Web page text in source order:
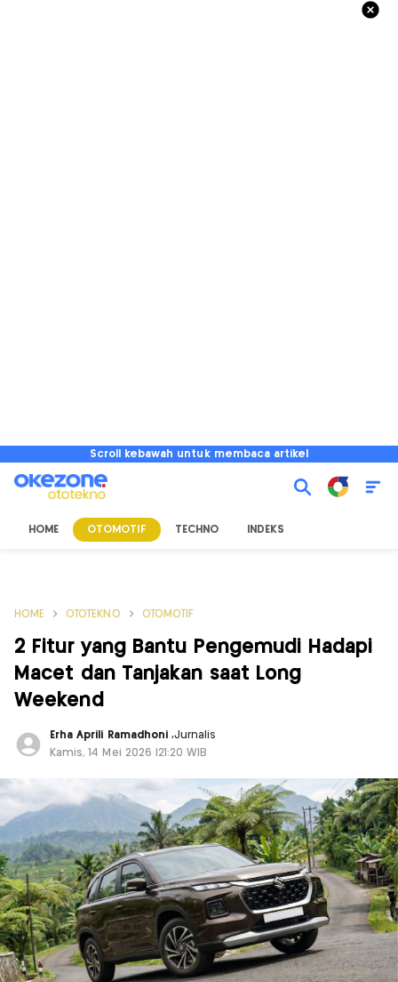
Scroll kebawah untuk membaca artikel
HOME OTOMOTIF TECHNO INDEKS
HOME OTOTEKNO OTOMOTIF
2 Fitur yang Bantu Pengemudi Hadapi
Macet dan Tanjakan saat Long
Weekend
Erha Aprili Ramadhoni,Jurnalis
Kamis, 14 Mei 2026 |21:20 WIB